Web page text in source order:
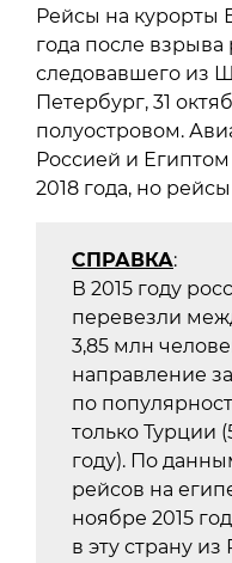
Рейсы на курорты
года после взрыва
следовавшего из
Петербург, 31
полуостровом.
Россией и
2018 года, но
СПРАВКА:
В 2015 году
перевезли
3,85 млн
направление
по
только Турции
году). По
рейсов на
ноябре 2015
в эту страну